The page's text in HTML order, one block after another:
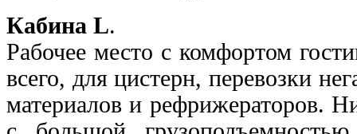
Кабина L.
Рабочее место с комфортом
всего, для цистерн, перевозки
материалов и рефрижераторов.